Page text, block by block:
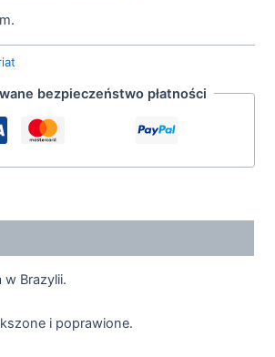
bezpieczeństwo płatności
w Brazylii.
i poprawione.